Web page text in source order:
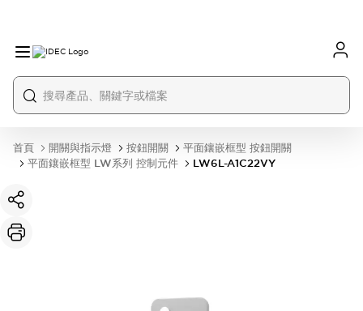
首頁 開關與指示燈 按鈕開關
平面鑲嵌框型 按鈕開關
平面鑲嵌框型 LW系列 控制元件
LW6L-A1C22VY